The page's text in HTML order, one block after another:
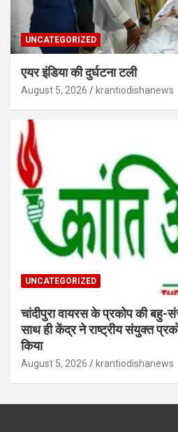
UNCATEGORIZED
एयर इंडिया की दुर्घटना टली
August 5, 2026 krantiodishanews
UNCATEGORIZED
चांदीपुरा वायरस के प्रकोप की
साथ ही केंद्र ने राष्ट्रीय संयुक्त
किया
August 5, 2026 krantiodishanews